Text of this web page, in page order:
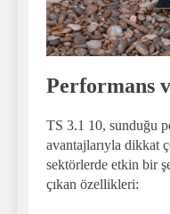
Performans
TS 3.1 10, sunduğu
avantajlarıyla dikkat
sektörlerde etkin bir
çıkan özellikleri: